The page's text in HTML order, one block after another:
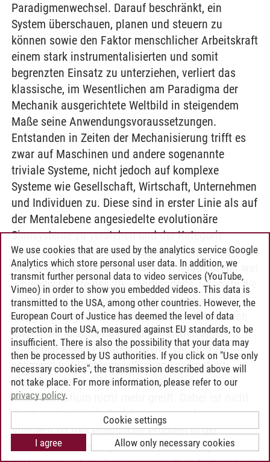
Paradigmenwechsel. Darauf beschränkt, ein
System überschauen, planen und steuern zu
können sowie den Faktor menschlicher Ar­beitskraft
ei­nem stark instrumentalisierten und somit
begrenzten Einsatz zu unterziehen, verliert das
klassische, im Wesentlichen am Paradigma der
Mechanik ausgerichtete Welt­bild in steigendem
Maße seine Anwen­dungsvoraussetzungen.
Entstanden in Zeiten der Mechanisierung trifft es
zwar auf Maschinen und andere sogenannte
triviale Systeme, nicht jedoch auf komplexe
Systeme wie Gesellschaft, Wirtschaft, Unternehmen
und Individuen zu. Diese sind in erster Linie als auf
der Mentalebene angesiedelte evolu­tionäre
Sinnsysteme zu verstehen und der Kategorie
komplexer Systeme zuzuordnen. So lange das
sozioökonomische Gesamtsystem relativ stabil war
– bis etwa Mitte des 20. Jahrhunderts – konnte die
Komplexität von Wirtschaft und Gesellschaft
weitgehend ignoriert werden. Seither meh­ren sich
jedoch die Anzeichen für das Erreichen einer
kritischen Komplexitätsschwelle. Wir sind zu­
nehmend mit Problemstellungen konfrontiert,
denen gegenüber das mechanistische
Instrumentarium nicht mehr greift. Dabei ist nicht
die Komplexität als Problem zu verstehen.
Vielmehr ist das eigentliche Problem in der
ungeeigneten Herangehensweise an komplexe
We use cookies that are used by the analytics service Google
Analytics which store personal user data. In addition, we
transmit further personal data to video services (YouTube,
Vimeo) in order to show you embedded videos. This data is
transmitted to the USA, among other countries. However, the
European Court of Justice has deemed the level of data
protection in the USA, measured against EU standards, to be
insufficient. There is also the possibility that your data may
then be processed by US authorities. If you click on "Use only
necessary cookies", the transmission described above will
not take place. For more information, please refer to our
privacy policy.
Cookie settings
Allow only necessary cookies
I agree